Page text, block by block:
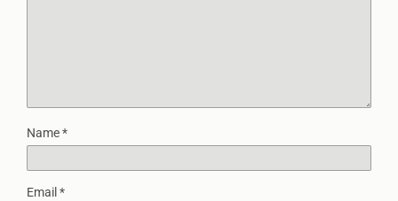
Name*
Email *